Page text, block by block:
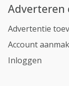
Adverteren
Advertentie
Account
Inloggen